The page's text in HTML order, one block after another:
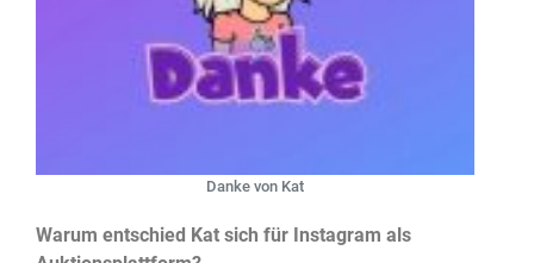
Danke von Kat
Warum entschied Kat sich für Instagram als